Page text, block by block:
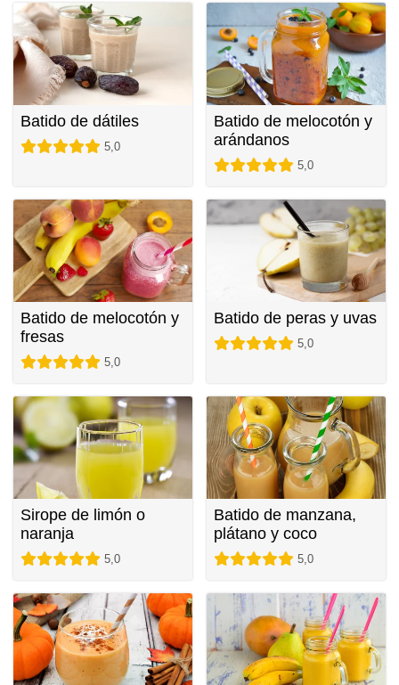
Batido de dátiles
5,0
Batido de melocotón y
arándanos
5,0
Batido de melocotón y
fresas
5,0
Batido de peras y uvas
5,0
Sirope de limón o
naranja
5,0
Batido de manzana,
plátano y coco
5,0